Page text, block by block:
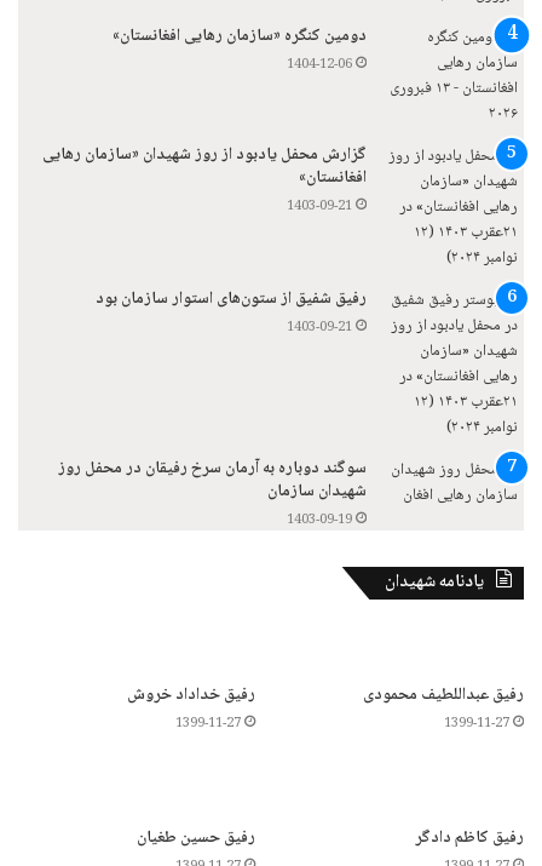
دومین کنگره «سازمان رهایی افغانستان»
1404-12-06
گزارش محفل یادبود از روز شهیدان «سازمان رهایی
افغانستان»
1403-09-21
رفیق شفیق از ستون‌های استوار سازمان بود
1403-09-21
سوگند دوباره به آرمان سرخ رفیقان در محفل روز
شهیدان سازمان
1403-09-19
یادنامه شهیدان
رفیق عبداللطیف محمودی
1399-11-27
رفیق خداداد خروش
1399-11-27
رفیق کاظم دادگر رفیق حسین طغیان